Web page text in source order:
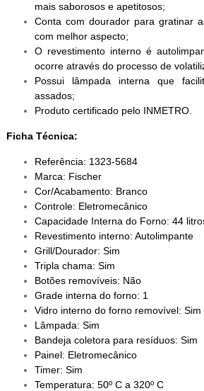
mais saborosos e apetitosos;
Conta com dourador para gratinar
com melhor aspecto;
O revestimento interno é
ocorre através do processo de
Possui lâmpada interna que
assados;
Produto certificado pelo INMETRO.
Ficha Técnica:
Referência: 1323-5684
Marca: Fischer
Cor/Acabamento: Branco
Controle: Eletromecânico
Capacidade Interna do Forno: 44
Revestimento interno: Autolimpante
Grill/Dourador: Sim
Tripla chama: Sim
Botões removíveis: Não
Grade interna do forno: 1
Vidro interno do forno removível: Sim
Lâmpada: Sim
Bandeja coletora para resíduos: Sim
Painel: Eletromecânico
Timer: Sim
Temperatura: 50º C a 320º C